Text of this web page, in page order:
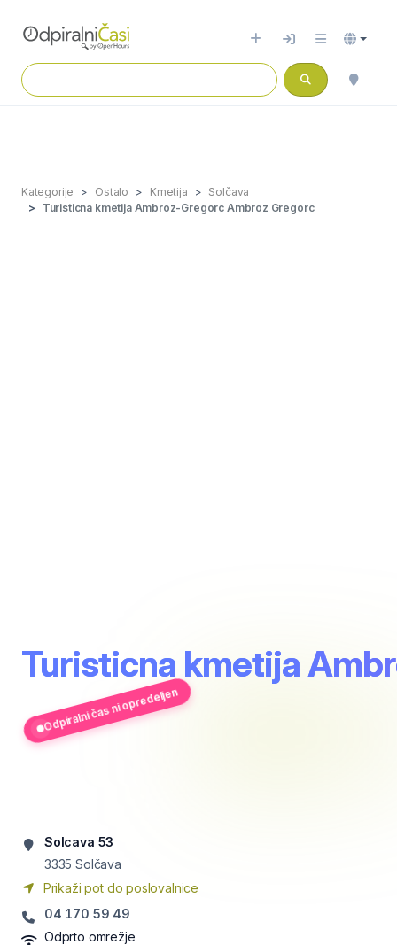
Kategorije Ostalo Kmetija
Solčava
Turisticna kmetija Ambroz-Gregorc Ambroz Gregorc
Turisticna kmetija
Odpiralni čas ni opredeljen
Solcava 53
3335 Solčava
Prikaži pot do poslovalnice
04 170 59 49
Odprto omrežje